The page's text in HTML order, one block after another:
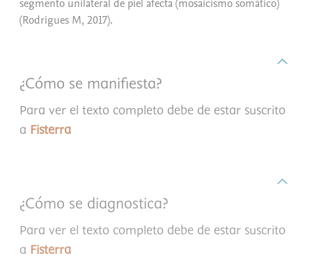
segmento unilateral de piel afecta (mosaicismo somático)
(Rodrigues M, 2017).
¿Cómo se manifiesta?
Para ver el texto completo debe de estar suscrito
a Fisterra
¿Cómo se diagnostica?
Para ver el texto completo debe de estar suscrito
a Fisterra